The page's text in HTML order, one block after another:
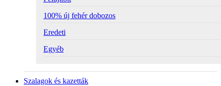
100% új fehér dobozos
Eredeti
Egyéb
Szalagok és kazetták